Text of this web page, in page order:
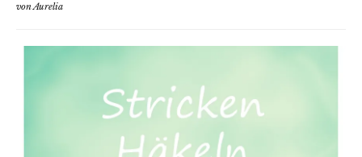
vonAurelia